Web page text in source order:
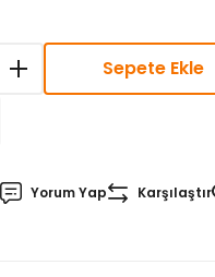
Sepete Ekle
Yorum Yap
Karşılaştır